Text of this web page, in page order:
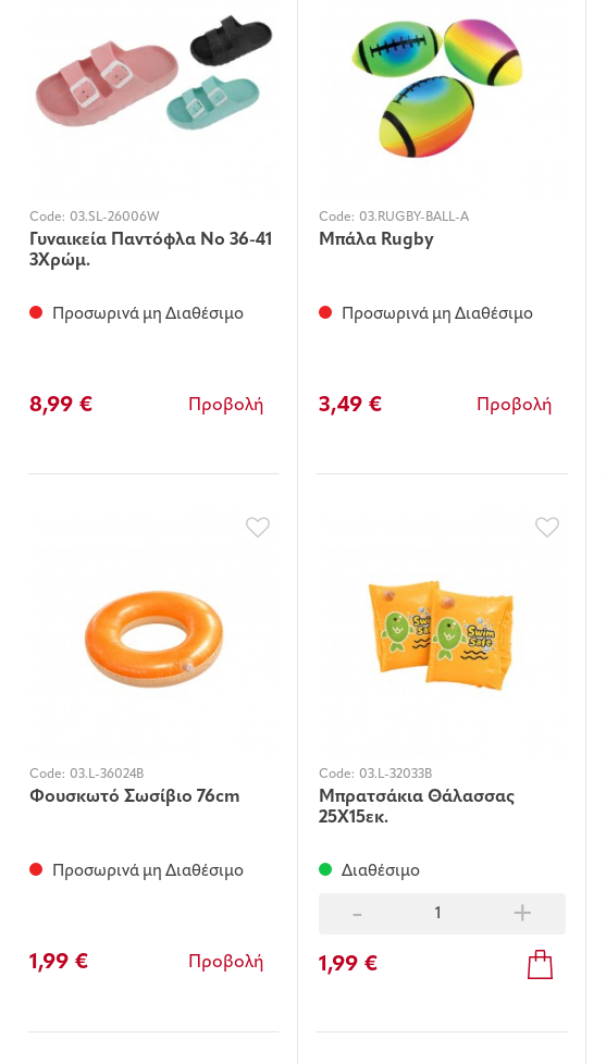
Code: 03.SL-26006W
Γυναικεία Παντόφλα Νο 36-41
3Χρώμ.
Προσωρινά μη Διαθέσιμο
8,99 € Προβολή
Code: 03.RUGBY-BALL-A
Μπάλα Rugby
Προσωρινά μη Διαθέσιμο
3,49 € Προβολή
Code: 03.L-36024B
Φουσκωτό Σωσίβιο 76cm
Προσωρινά μη Διαθέσιμο
1,99 € Προβολή
Code: 03.L-32033B
Μπρατσάκια Θάλασσας
25Χ15εκ.
Διαθέσιμο
- +
1,99 €